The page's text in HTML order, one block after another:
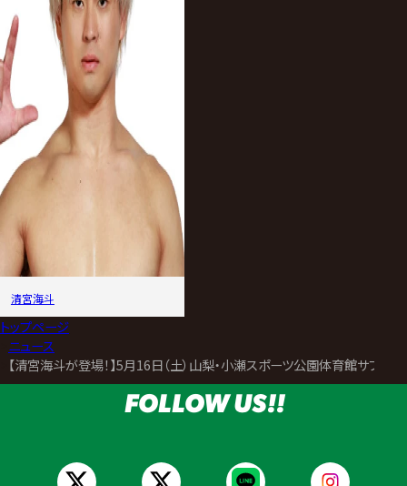
清宮海斗
トップページ
ニュース
【清宮海斗が登場！】5月16日（土）山梨・小瀬スポーツ公園体育館サブ
FOLLOW US!!